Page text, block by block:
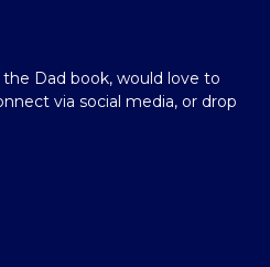
Dad book, would love to
via social media, or drop